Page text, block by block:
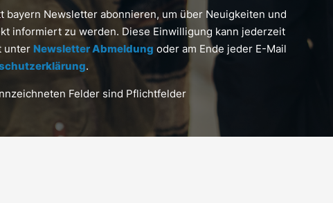
bayern Newsletter abonnieren, um über Neuigkeiten und
informiert zu werden. Diese Einwilligung kann jederzeit
unter Newsletter Abmeldung oder am Ende jeder E-Mail
.
Felder sind Pflichtfelder